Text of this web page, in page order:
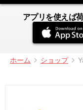
アプリを使えば
ホーム ショップ